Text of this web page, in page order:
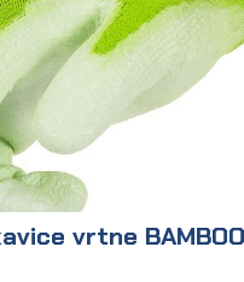
vrtne